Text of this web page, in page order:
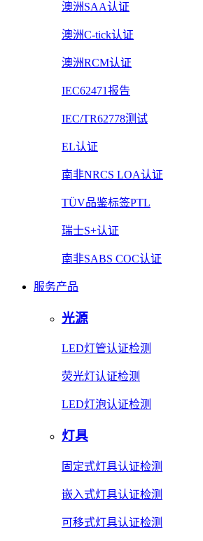
澳洲SAA认证
澳洲C-tick认证
澳洲RCM认证
IEC62471报告
IEC/TR62778测试
EL认证
南非NRCS LOA认证
TÜV品鉴标签PTL
瑞士S+认证
南非SABS COC认证
服务产品
光源
LED灯管认证检测
荧光灯认证检测
LED灯泡认证检测
灯具
固定式灯具认证检测
嵌入式灯具认证检测
可移式灯具认证检测